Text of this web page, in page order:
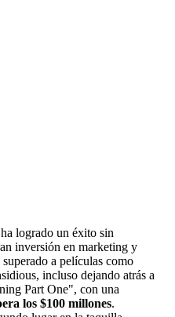
logrado un éxito sin
inversión en marketing y
a películas como
incluso dejando atrás a
Part One", con una
los $100 millones.